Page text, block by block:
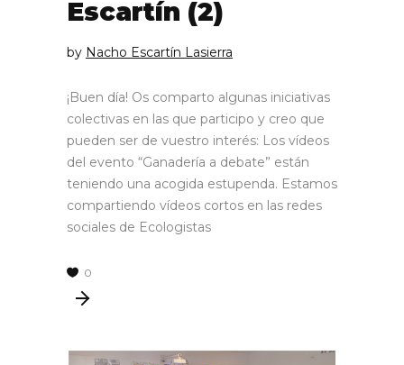
Escartín (2)
by Nacho Escartín Lasierra
¡Buen día! Os comparto algunas iniciativas
colectivas en las que participo y creo que
pueden ser de vuestro interés: Los vídeos
del evento “Ganadería a debate” están
teniendo una acogida estupenda. Estamos
compartiendo vídeos cortos en las redes
sociales de Ecologistas
0